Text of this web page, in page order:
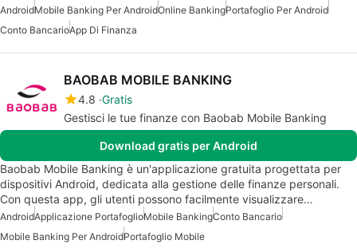
AndroidMobile Banking Per AndroidOnline BankingPortafoglio Per Android
Conto BancarioApp Di Finanza
BAOBAB MOBILE BANKING
4.8 Gratis
Gestisci le tue finanze con Baobab Mobile Banking
Download gratis per Android
Baobab Mobile Banking è un'applicazione gratuita progettata per
dispositivi Android, dedicata alla gestione delle finanze personali.
Con questa app, gli utenti possono facilmente visualizzare…
AndroidApplicazione PortafoglioMobile BankingConto Bancario
Mobile Banking Per AndroidPortafoglio Mobile